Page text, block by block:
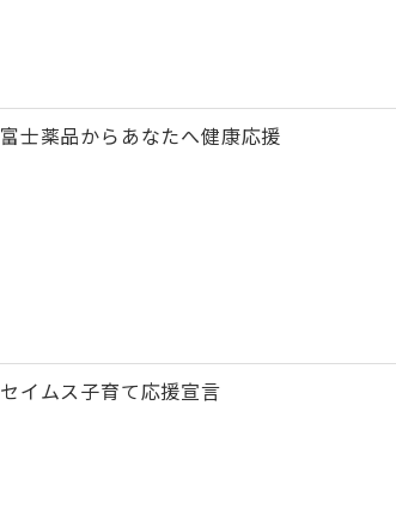
富士薬品からあなたへ健康応援
セイムス子育て応援宣言